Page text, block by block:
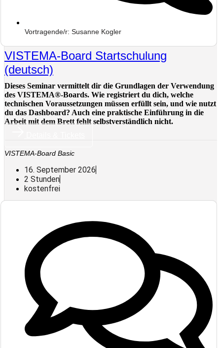
Vortragende/r: Susanne Kogler
VISTEMA-Board Startschulung
(deutsch)
Dieses Seminar vermittelt dir die Grundlagen der Verwendung
des VISTEMA®-Boards. Wie registriert du dich, welche
technischen Voraussetzungen müssen erfüllt sein, und wie nutzt
du das Dashboard? Auch eine praktische Einführung in die
Arbeit mit dem Brett fehlt selbstverständlich nicht.
VISTEMA-Board Basic
16. September 2026
2 Stunden
kostenfrei